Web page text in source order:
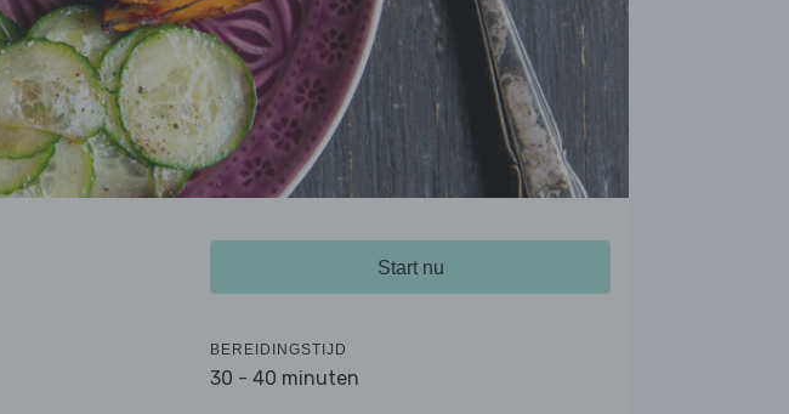
Start nu
BEREIDINGSTIJD
30 - 40 minuten